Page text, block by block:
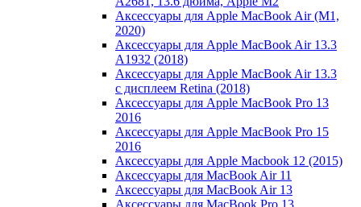
Аксессуары для Apple MacBook Air (M1,
2020)
Аксессуары для Apple MacBook Air 13.3
A1932 (2018)
Аксессуары для Apple MacBook Air 13.3
с дисплеем Retina (2018)
Аксессуары для Apple MacBook Pro 13
2016
Аксессуары для Apple MacBook Pro 15
2016
Аксессуары для Apple Macbook 12 (2015)
Аксессуары для MacBook Air 11
Аксессуары для MacBook Air 13
Аксессуары для MacBook Pro 13